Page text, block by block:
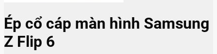
Ép cổ cáp màn hình Samsung
Z Flip 6